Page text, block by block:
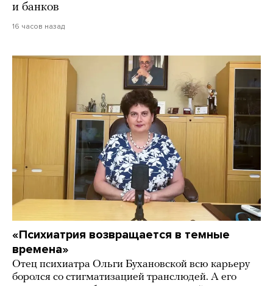
и банков
16 часов назад
«Психиатрия возвращается в темные
времена»
Отец психиатра Ольги Бухановской всю карьеру
боролся со стигматизацией транслюдей. А его